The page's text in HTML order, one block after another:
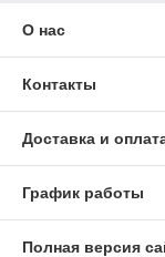
О нас
Контакты
Доставка и
График работы
Полная версия